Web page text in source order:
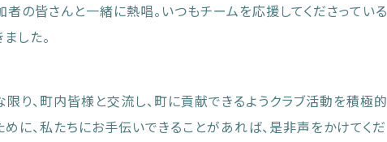
者の皆さんと一緒に熱唱。いつもチームを応援してくださっている
した。
り、町内皆様と交流し、町に貢献できるようクラブ活動を積極的
に、私たちにお手伝いできることがあれば、是非声をかけてくだ